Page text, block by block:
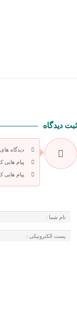
ثبت دیدگاه
دیدگاه
پیام هایی
پیام هایی